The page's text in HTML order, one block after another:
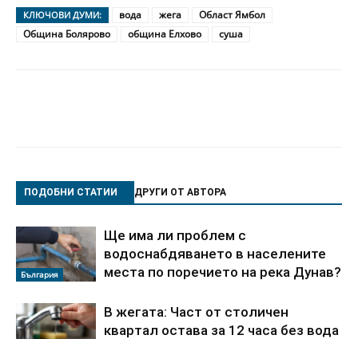
КЛЮЧОВИ ДУМИ: вода жега
Област Ямбол
Община Болярово
община Елхово суша
ПОДОБНИ СТАТИИ ДРУГИ ОТ АВТОРА
България
Ще има ли проблем с
водоснабдяването в населените
места по поречието на река Дунав?
В жегата: Част от столичен
квартал остава за 12 часа без вода